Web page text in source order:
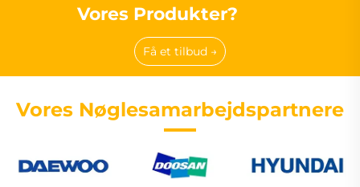
Vores Produkter?
Få et tilbud →
Vores Nøglesamarbejdspartnere